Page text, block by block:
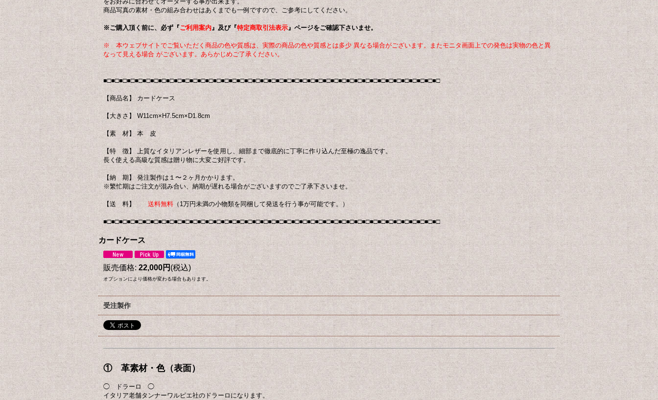
商品写真の素材・色の組み合わせはあくまでも一例ですので、ご参考にしてください。
※ご購入頂く前に、必ず『ご利用案内』及び『特定商取引法表示』ページをご確認下さいませ。
※ 本ウェブサイトでご覧いただく商品の色や質感は、実際の商品の色や質感とは多少 異なる場合がございます。またモニタ画面上での発色は実物の色と異
なって見える場合 がございます。あらかじめご了承ください。
■□■□■□■□■□■□■□■□■□■□■□■□■□■□■□■□■□■□■□■□■□■□■□■□■□■□■□■□■□■□■□■□■□■□■□■□■□■□■□■□■□■□■□
【商品名】 カードケース
【大きさ】 W11cm×H7.5cm×D1.8cm
【素 材】 本 皮
【特 徴】 上質なイタリアンレザーを使用し、細部まで徹底的に丁寧に作り込んだ至極の逸品です。
長く使える高級な質感は贈り物に大変ご好評です。
【納 期】 発注製作は１〜２ヶ月かかります。
※繁忙期はご注文が混み合い、納期が遅れる場合がございますのでご了承下さいませ。
【送 料】送料無料 （1万円未満の小物類を同梱して発送を行う事が可能です。）
■□■□■□■□■□■□■□■□■□■□■□■□■□■□■□■□■□■□■□■□■□■□■□■□■□■□■□■□■□■□■□■□■□■□■□■□■□■□■□■□■□■□■□
カードケース
販売価格: 22,000円(税込)
オプションにより価格が変わる場合もあります。
受注製作
① 革素材・色（表面）
◯ ドラーロ ◯
イタリア老舗タンナーワルピエ社のドラーロになります。